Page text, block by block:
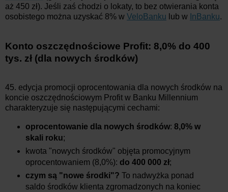
aż 450 zł). Jeśli zaś chodzi o lokaty, to bez otwierania konta
osobistego można uzyskać 8% w VeloBanku lub w InBanku.
Konto oszczędnościowe Profit: 8,0% do 400
tys. zł (dla nowych środków)
45. edycja promocji oprocentowania dla nowych środków na
koncie oszczędnościowym Profit w Banku Millennium
charakteryzuje się następującymi cechami:
oprocentowanie dla nowych środków: 8,0% w
skali roku;
kwota "nowych środków" objęta promocyjnym
oprocentowaniem (8,0%): do 400 000 zł;
czym są "nowe środki"? To nadwyżka ponad
saldo środków klienta zgromadzonych na koniec